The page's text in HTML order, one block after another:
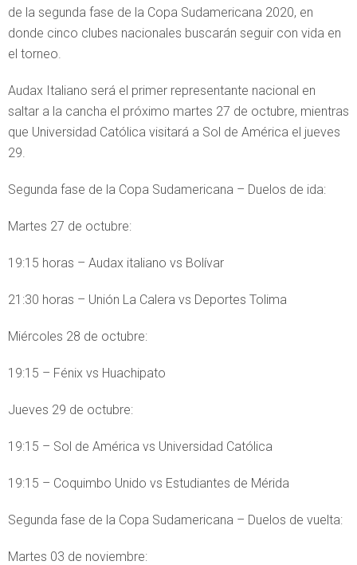
de la segunda fase de la Copa Sudamericana 2020, en
donde cinco clubes nacionales buscarán seguir con vida en
el torneo.
Audax Italiano será el primer representante nacional en
saltar a la cancha el próximo martes 27 de octubre, mientras
que Universidad Católica visitará a Sol de América el jueves
29.
Segunda fase de la Copa Sudamericana – Duelos de ida:
Martes 27 de octubre:
19:15 horas – Audax italiano vs Bolívar
21:30 horas – Unión La Calera vs Deportes Tolima
Miércoles 28 de octubre:
19:15 – Fénix vs Huachipato
Jueves 29 de octubre:
19:15 – Sol de América vs Universidad Católica
19:15 – Coquimbo Unido vs Estudiantes de Mérida
Segunda fase de la Copa Sudamericana – Duelos de vuelta:
Martes 03 de noviembre: